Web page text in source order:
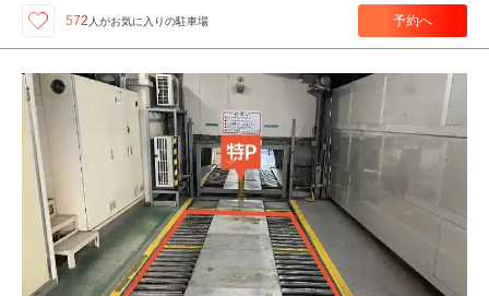
572 人がお気に入りの駐車場 予約へ